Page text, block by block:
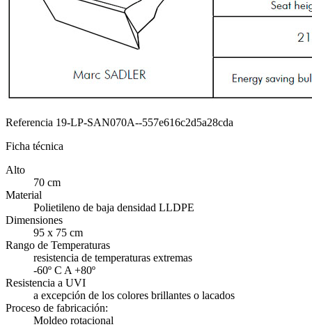
Referencia 19-LP-SAN070A--557e616c2d5a28cda
Ficha técnica
Alto
70 cm
Material
Polietileno de baja densidad LLDPE
Dimensiones
95 x 75 cm
Rango de Temperaturas
resistencia de temperaturas extremas
-60º C A +80º
Resistencia a UVI
a excepción de los colores brillantes o lacados
Proceso de fabricación:
Moldeo rotacional